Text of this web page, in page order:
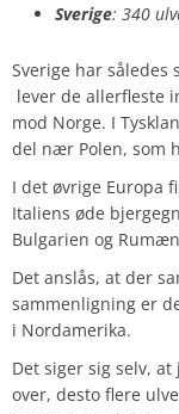
Sverige: 340
Sverige har
lever de allerfleste
mod Norge. I
del nær Polen, som
I det øvrige Europa
Italiens øde
Bulgarien og
Det anslås, at der
sammenligning er
i Nordamerika.
Det siger sig selv,
over, desto flere